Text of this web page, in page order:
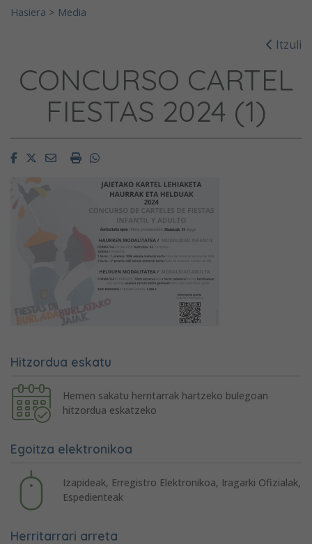
Hasiera > Media
Itzuli
CONCURSO CARTEL
FIESTAS 2024 (1)
FacebookTwitterEmailImprimirWhatsapp
Hitzordua eskatu
Hemen sakatu herritarrak hartzeko bulegoan
hitzordua eskatzeko
Egoitza elektronikoa
Izapideak, Erregistro Elektronikoa, Iragarki Ofizialak,
Espedienteak
Herritarrari arreta